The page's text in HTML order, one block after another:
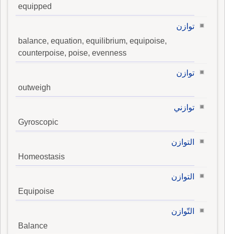
equipped
توازن
balance, equation, equilibrium, equipoise,
counterpoise, poise, evenness
توازن
outweigh
توازني
Gyroscopic
التوازن
Homeostasis
التوازن
Equipoise
التّوازن
Balance